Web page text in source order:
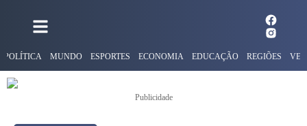
POLÍTICA MUNDO ESPORTES ECONOMIA EDUCAÇÃO REGIÕES
Publicidade